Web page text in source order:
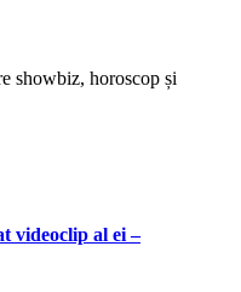
showbiz, horoscop și
videoclip al ei –